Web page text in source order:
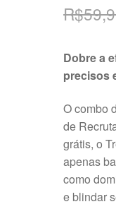
R$
Dobre a
precisos
O combo
de
grátis, o
apenas
como
e blindar